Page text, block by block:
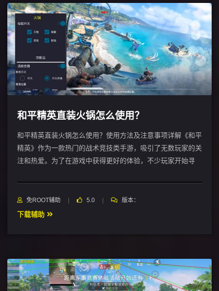
​和平精英直装火锅怎么使用？
和平精英直装火锅怎么使用？使用方法及注意事项详解《和平
精英》作为一款热门的战术竞技类手游，吸引了无数玩家的关
注和热爱。为了在游戏中获得更好的体验，不少玩家开始寻
免ROOT辅助 5.0 版本：
下载辅助